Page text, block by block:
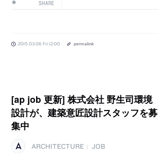
SHARE
2015.03.06 Fri 12:00 permalink
[ap job 更新] 株式会社 野生司環境
設計が、建築意匠設計スタッフを募
集中
ARCHITECTURE JOB